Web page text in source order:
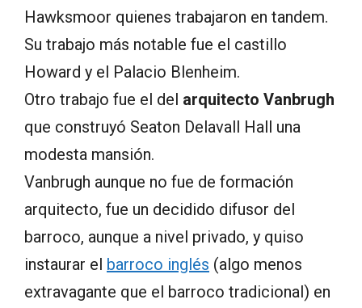
Hawksmoor quienes trabajaron en tandem.
Su trabajo más notable fue el castillo
Howard y el Palacio Blenheim.
Otro trabajo fue el del arquitecto Vanbrugh
que construyó Seaton Delavall Hall una
modesta mansión.
Vanbrugh aunque no fue de formación
arquitecto, fue un decidido difusor del
barroco, aunque a nivel privado, y quiso
instaurar el barroco inglés (algo menos
extravagante que el barroco tradicional) en